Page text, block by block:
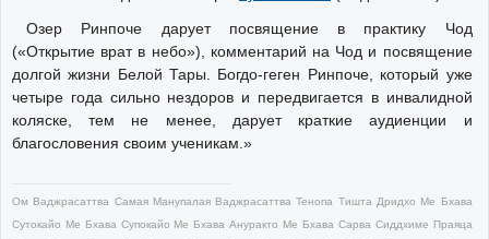
Озер Ринпоче дарует посвящение в практику Чод
(«Открытие врат в небо»), комментарий на Чод и посвящение
долгой жизни Белой Тары. Богдо-геген Ринпоче, который уже
четыре года сильно нездоров и передвигается в инвалидной
коляске, тем не менее, дарует краткие аудиенции и
благословения своим ученикам.»
Ом Ваджрасаттва Самая Манупалая Ваджрасаттва Тенопа Тишта Дридхо Ме Бхава
Сутокайо Ме Бхава Супокайо Ме Бхава Ануракто Ме Бхава Сарва Сиддхиме Праяца